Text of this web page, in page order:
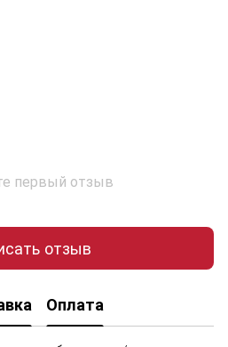
первый отзыв
отзыв
Оплата